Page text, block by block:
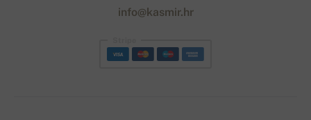
info@kasmir.hr